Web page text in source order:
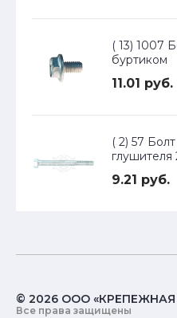
( 13) 1007
буртиком
11.01 руб.
( 2) 57
глушителя
9.21 руб.
© 2026 ООО
Все права защищены